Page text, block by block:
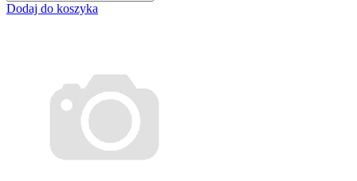
Dodaj do koszyka